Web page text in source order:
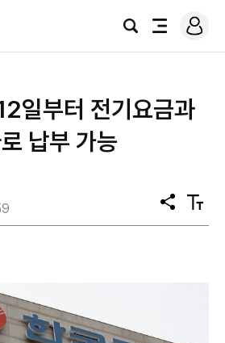
검
전
로
그
일부터 전기요금과
납부 가능
공
유
텍
스